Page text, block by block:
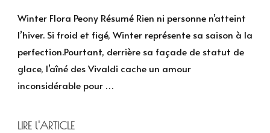
de
Peony
Winter Flora Peony Résumé Rien ni personne n’atteint
l’hiver. Si froid et figé, Winter représente sa saison à la
perfection.Pourtant, derrière sa façade de statut de
glace, l’aîné des Vivaldi cache un amour
inconsidérable pour …
LIRE l'ARTICLE